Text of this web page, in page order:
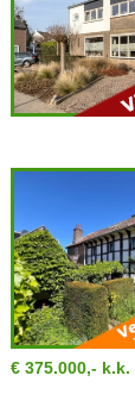
€ 375.000,- k.k.